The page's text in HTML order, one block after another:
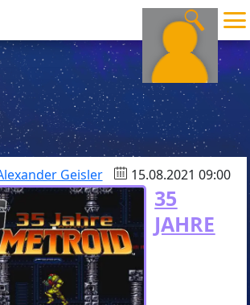
Geisler 15.08.2021 09:00
35
JAHRE